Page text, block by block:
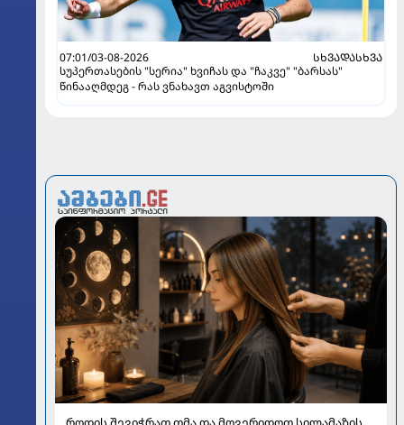
07:01/03-08-2026
ᲡᲮᲕᲐᲓᲐᲡᲮᲕᲐ
სუპერთასების "სერია" ხვიჩას და "ჩაკვე" "ბარსას"
წინააღმდეგ - რას ვნახავთ აგვისტოში